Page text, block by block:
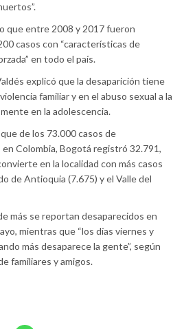
que entre 2008 y 2017 fueron
casos con “características de
en todo el país.
explicó que la desaparición tiene
familiar y en el abuso sexual a la
en la adolescencia.
de los 73.000 casos de
Colombia, Bogotá registró 32.791,
en la localidad con más casos
de Antioquia (7.675) y el Valle del
más se reportan desaparecidos en
mientras que “los días viernes y
más desaparece la gente”, según
familiares y amigos.